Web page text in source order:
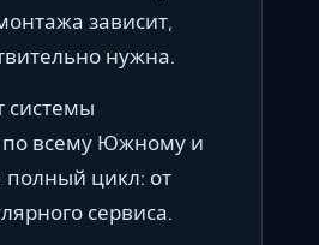
зависит,
нужна.
системы
по всему Южному и
цикл: от
сервиса.